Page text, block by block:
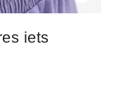
iets